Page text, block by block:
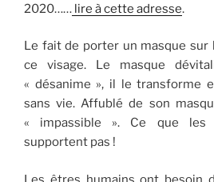
2020…… lire à cette adresse.
Le fait de porter un masque sur
ce visage. Le masque
« désanime », il le transforme
sans vie. Affublé de son
« impassible ». Ce que les
supportent pas !